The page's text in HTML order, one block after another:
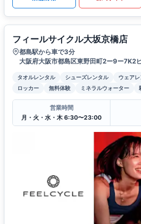
フィールサイクル大坂京橋店
都島駅から車で3分
大阪府大阪市都島区東野田町2ー9ー7K2
タオルレンタル シューズレンタル ウェア
ロッカー
無料体験 ミネラルウォーター
営業時間
月・火・水・木 6:30〜23:00